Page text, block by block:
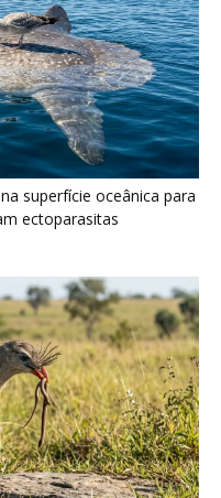
e arremessos
peçonhentas no
mirim reescreve a